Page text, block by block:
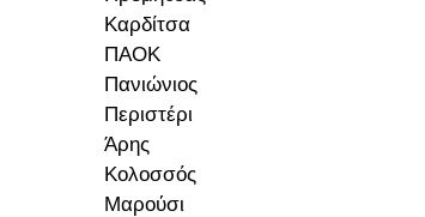
Καρδίτσα
ΠΑΟΚ
Πανιώνιος
Περιστέρι
Άρης
Κολοσσός
Μαρούσι